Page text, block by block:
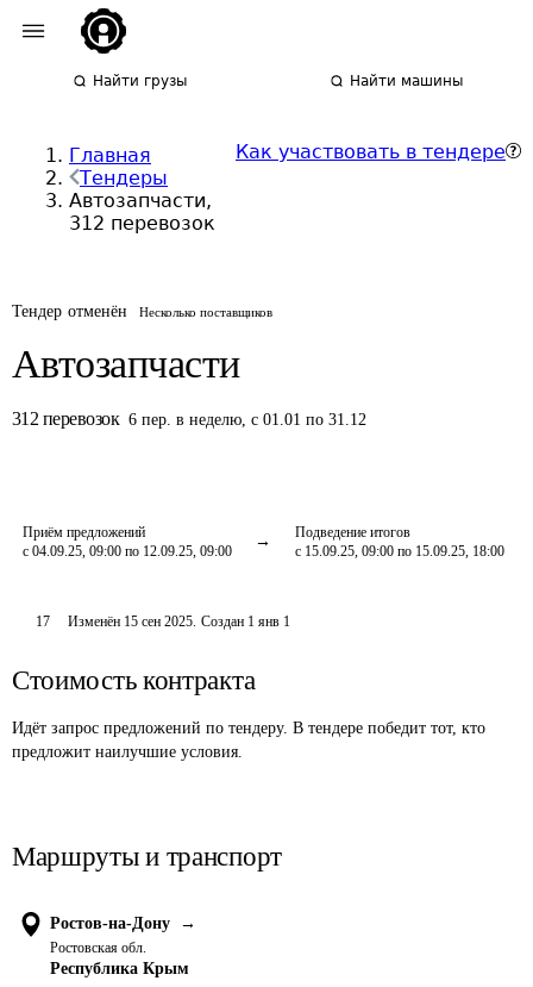
Найти грузы Найти машины
Главная
Тендеры
Автозапчасти,
312 перевозок
Как участвовать в тендере
Тендер отменён Несколько поставщиков
Автозапчасти
312 перевозок 6 пер. в неделю,с 01.01 по 31.12
Приём предложений
с 04.09.25, 09:00 по 12.09.25, 09:00
Подведение итогов
с 15.09.25, 09:00 по 15.09.25, 18:00
17 Изменён 15 сен 2025. Создан 1 янв 1
Стоимость контракта
Идёт запрос предложений по тендеру. В тендере победит тот, кто
предложит наилучшие условия.
Маршруты и транспорт
Ростов-на-Дону →
Ростовская обл.
Республика Крым